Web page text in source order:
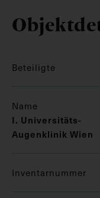
Beteiligte
Name
I. Universitäts-
Augenklinik Wien
Inventarnummer